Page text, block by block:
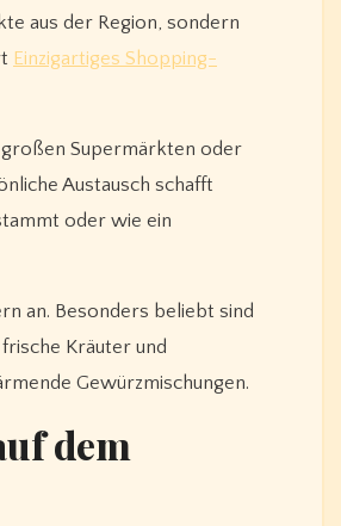
aus der Region, sondern
Einzigartiges Shopping-
großen Supermärkten oder
Austausch schafft
oder wie ein
an. Besonders beliebt sind
Kräuter und
Gewürzmischungen.
dem